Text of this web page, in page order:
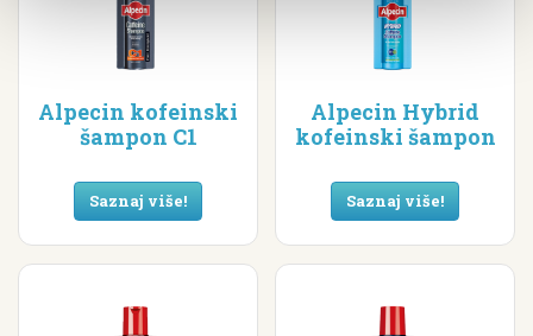
Alpecin kofeinski
šampon C1
Saznaj više!
Alpecin Hybrid
kofeinski šampon
Saznaj više!